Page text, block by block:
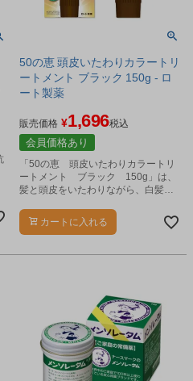
50の恵 頭皮いたわりカラートリ
ートメント ブラック 150g - ロ
ート製薬
販売価格 ¥1,696税込
会員価格あり
「50の恵 頭皮いたわりカラートリ
ートメント ブラック 150g」は、
髪と頭皮をいたわりながら、白髪を
カラートリートメントです。
カートに入れる